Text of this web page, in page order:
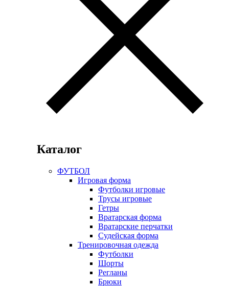
Каталог
ФУТБОЛ
Игровая форма
Футболки игровые
Трусы игровые
Гетры
Вратарская форма
Вратарские перчатки
Судейская форма
Тренировочная одежда
Футболки
Шорты
Регланы
Брюки